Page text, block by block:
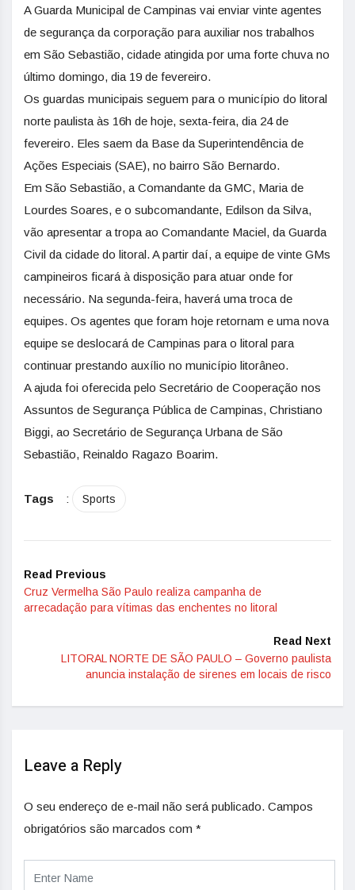
A Guarda Municipal de Campinas vai enviar vinte agentes
de segurança da corporação para auxiliar nos trabalhos
em São Sebastião, cidade atingida por uma forte chuva no
último domingo, dia 19 de fevereiro.
Os guardas municipais seguem para o município do litoral
norte paulista às 16h de hoje, sexta-feira, dia 24 de
fevereiro. Eles saem da Base da Superintendência de
Ações Especiais (SAE), no bairro São Bernardo.
Em São Sebastião, a Comandante da GMC, Maria de
Lourdes Soares, e o subcomandante, Edilson da Silva,
vão apresentar a tropa ao Comandante Maciel, da Guarda
Civil da cidade do litoral. A partir daí, a equipe de vinte GMs
campineiros ficará à disposição para atuar onde for
necessário. Na segunda-feira, haverá uma troca de
equipes. Os agentes que foram hoje retornam e uma nova
equipe se deslocará de Campinas para o litoral para
continuar prestando auxílio no município litorâneo.
A ajuda foi oferecida pelo Secretário de Cooperação nos
Assuntos de Segurança Pública de Campinas, Christiano
Biggi, ao Secretário de Segurança Urbana de São
Sebastião, Reinaldo Ragazo Boarim.
Tags : Sports
Read Previous
Cruz Vermelha São Paulo realiza campanha de
arrecadação para vítimas das enchentes no litoral
Read Next
LITORAL NORTE DE SÃO PAULO – Governo paulista
anuncia instalação de sirenes em locais de risco
Leave a Reply
O seu endereço de e-mail não será publicado. Campos
obrigatórios são marcados com *